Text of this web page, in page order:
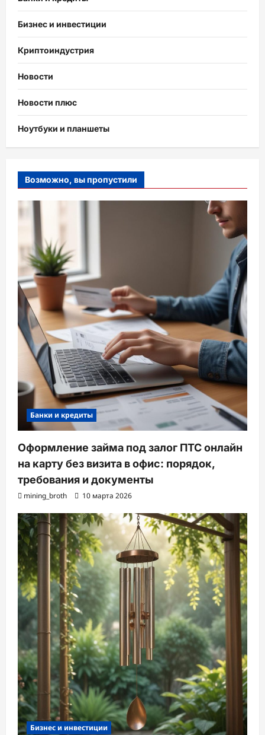
Бизнес и инвестиции
Криптоиндустрия
Новости
Новости плюс
Ноутбуки и планшеты
Возможно, вы пропустили
Банки и кредиты
Оформление займа под залог ПТС онлайн
на карту без визита в офис: порядок,
требования и документы
mining_broth 10 марта 2026
Бизнес и инвестиции